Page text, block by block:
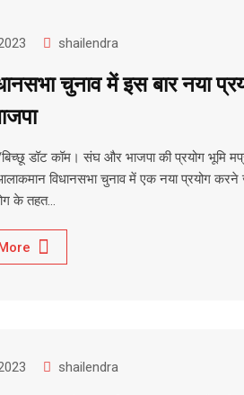
shailendra
चुनाव में इस बार नया
बिच्छू डॉट कॉम। संघ और भाजपा की प्रयोग भूमि
विधानसभा चुनाव में एक नया प्रयोग करने
के तहत…
shailendra